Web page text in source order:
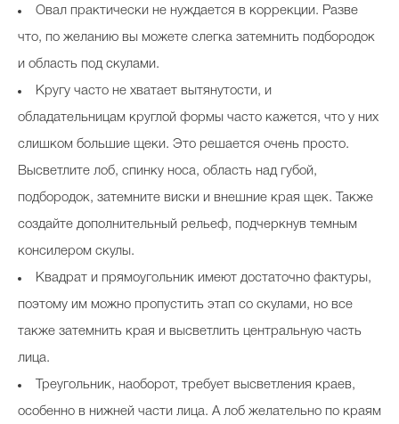
Овал практически не нуждается в коррекции. Разве
что, по желанию вы можете слегка затемнить подбородок
и область под скулами.
Кругу часто не хватает вытянутости, и
обладательницам круглой формы часто кажется, что у них
слишком большие щеки. Это решается очень просто.
Высветлите лоб, спинку носа, область над губой,
подбородок, затемните виски и внешние края щек. Также
создайте дополнительный рельеф, подчеркнув темным
консилером скулы.
Квадрат и прямоугольник имеют достаточно фактуры,
поэтому им можно пропустить этап со скулами, но все
также затемнить края и высветлить центральную часть
лица.
Треугольник, наоборот, требует высветления краев,
особенно в нижней части лица. А лоб желательно по краям